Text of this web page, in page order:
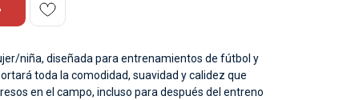
niña, diseñada para entrenamientos de fútbol y
toda la comodidad, suavidad y calidez que
en el campo, incluso para después del entreno